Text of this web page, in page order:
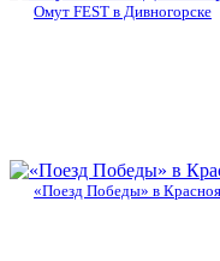
Омут FEST в Дивногорске
«Поезд Победы» в